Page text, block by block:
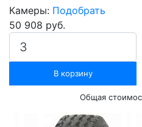
Камеры: Подобрать
50 908 руб.
В корзину
Общая